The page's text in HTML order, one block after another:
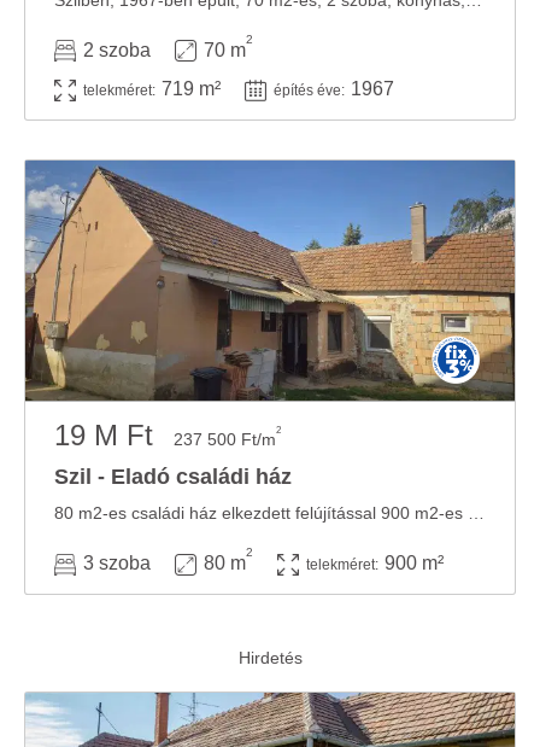
2 szoba 70 m
2
telekméret: 719 m² építés éve: 1967
19 M Ft 237 500 Ft/m2
Szil - Eladó családi ház
3 szoba 80 m
2
telekméret: 900 m²